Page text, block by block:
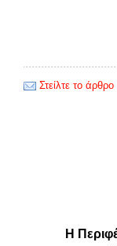
Στείλτε το άρθρο
Η